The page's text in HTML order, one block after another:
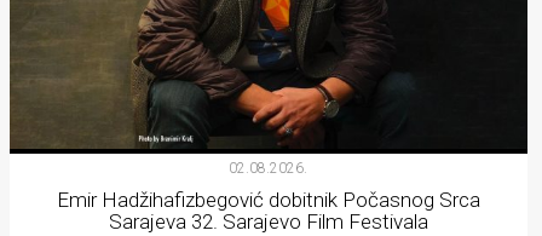
02.08.2026.
Emir Hadžihafizbegović dobitnik Počasnog Srca
Sarajeva 32. Sarajevo Film Festivala